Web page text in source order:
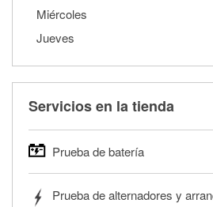
Miércoles
Jueves
Servicios en la tienda
Prueba de batería
autos, camionetas, SUVs, vehículos
Prueba de alternadores y